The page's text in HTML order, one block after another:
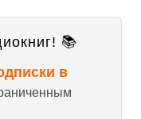
📚
в